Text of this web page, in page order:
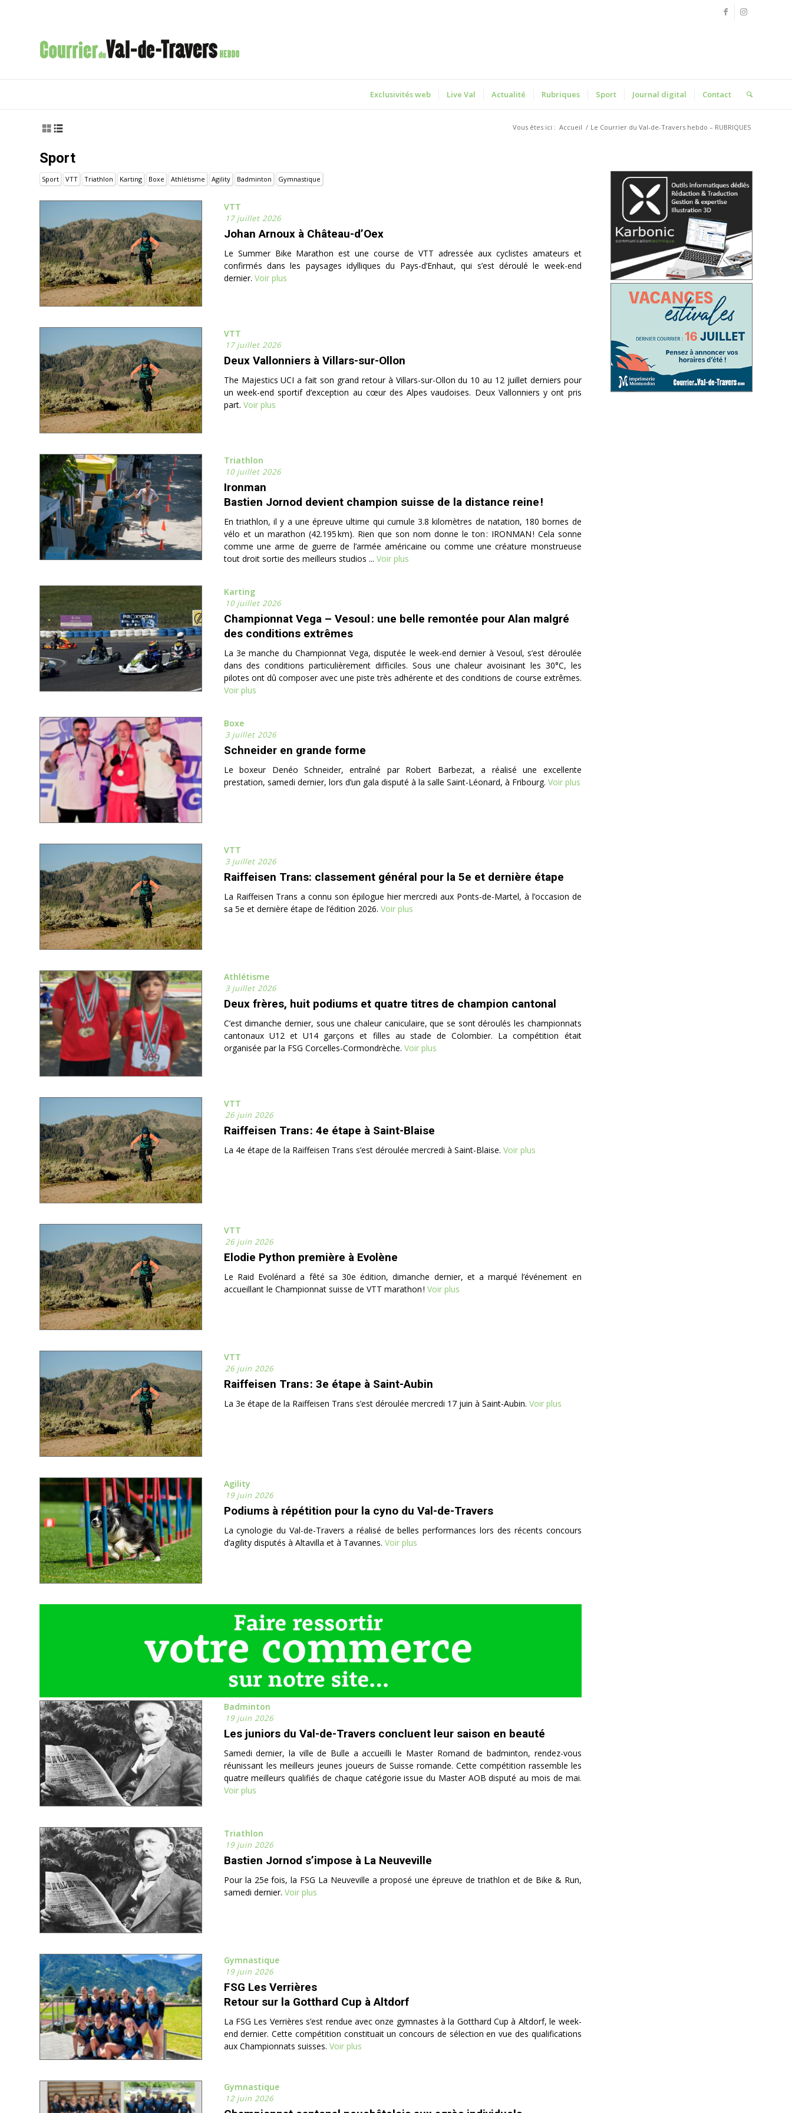
Exclusivités web Live Val Actualité Rubriques Sport Journal digital Contact
Vous êtes ici : Accueil / Le Courrier du Val-de-Travers hebdo – RUBRIQUES
Sport
Sport VTT Triathlon Karting Boxe Athlétisme Agility Badminton Gymnastique
VTT
17 juillet 2026
Johan Arnoux à Château-d’Oex
Le Summer Bike Marathon est une course de VTT adressée aux cyclistes amateurs et
confirmés dans les paysages idylliques du Pays-d’Enhaut, qui s’est déroulé le week-end
dernier. Voir plus
VTT
17 juillet 2026
Deux Vallonniers à Villars-sur-Ollon
The Majestics UCI a fait son grand retour à Villars-sur-Ollon du 10 au 12 juillet derniers pour
un week-end sportif d’exception au cœur des Alpes vaudoises. Deux Vallonniers y ont pris
part. Voir plus
Triathlon
10 juillet 2026
Ironman
Bastien Jornod devient champion suisse de la distance reine !
En triathlon, il y a une épreuve ultime qui cumule 3.8 kilomètres de natation, 180 bornes de
vélo et un marathon (42.195 km). Rien que son nom donne le ton : IRONMAN ! Cela sonne
comme une arme de guerre de l’armée américaine ou comme une créature monstrueuse
tout droit sortie des meilleurs studios ... Voir plus
Karting
10 juillet 2026
Championnat Vega – Vesoul : une belle remontée pour Alan malgré
des conditions extrêmes
La 3e manche du Championnat Vega, disputée le week-end dernier à Vesoul, s’est déroulée
dans des conditions particulièrement difficiles. Sous une chaleur avoisinant les 30°C, les
pilotes ont dû composer avec une piste très adhérente et des conditions de course extrêmes.
Voir plus
Boxe
3 juillet 2026
Schneider en grande forme
Le boxeur Denéo Schneider, entraîné par Robert Barbezat, a réalisé une excellente
prestation, samedi dernier, lors d’un gala disputé à la salle Saint-Léonard, à Fribourg. Voir plus
VTT
3 juillet 2026
Raiffeisen Trans: classement général pour la 5e et dernière étape
La Raiffeisen Trans a connu son épilogue hier mercredi aux Ponts-de-Martel, à l’occasion de
sa 5e et dernière étape de l’édition 2026. Voir plus
Athlétisme
3 juillet 2026
Deux frères, huit podiums et quatre titres de champion cantonal
C’est dimanche dernier, sous une chaleur caniculaire, que se sont déroulés les championnats
cantonaux U12 et U14 garçons et filles au stade de Colombier. La compétition était
organisée par la FSG Corcelles-Cormondrèche. Voir plus
VTT
26 juin 2026
Raiffeisen Trans : 4e étape à Saint-Blaise
La 4e étape de la Raiffeisen Trans s’est déroulée mercredi à Saint-Blaise. Voir plus
VTT
26 juin 2026
Elodie Python première à Evolène
Le Raid Evolénard a fêté sa 30e édition, dimanche dernier, et a marqué l’événement en
accueillant le Championnat suisse de VTT marathon ! Voir plus
VTT
26 juin 2026
Raiffeisen Trans : 3e étape à Saint-Aubin
La 3e étape de la Raiffeisen Trans s’est déroulée mercredi 17 juin à Saint-Aubin. Voir plus
Agility
19 juin 2026
Podiums à répétition pour la cyno du Val-de-Travers
La cynologie du Val-de-Travers a réalisé de belles performances lors des récents concours
d’agility disputés à Altavilla et à Tavannes. Voir plus
Badminton
19 juin 2026
Les juniors du Val-de-Travers concluent leur saison en beauté
Samedi dernier, la ville de Bulle a accueilli le Master Romand de badminton, rendez-vous
réunissant les meilleurs jeunes joueurs de Suisse romande. Cette compétition rassemble les
quatre meilleurs qualifiés de chaque catégorie issue du Master AOB disputé au mois de mai.
Voir plus
Triathlon
19 juin 2026
Bastien Jornod s’impose à La Neuveville
Pour la 25e fois, la FSG La Neuveville a proposé une épreuve de triathlon et de Bike & Run,
samedi dernier. Voir plus
Gymnastique
19 juin 2026
FSG Les Verrières
Retour sur la Gotthard Cup à Altdorf
La FSG Les Verrières s’est rendue avec onze gymnastes à la Gotthard Cup à Altdorf, le week-
end dernier. Cette compétition constituait un concours de sélection en vue des qualifications
aux Championnats suisses. Voir plus
Gymnastique
12 juin 2026